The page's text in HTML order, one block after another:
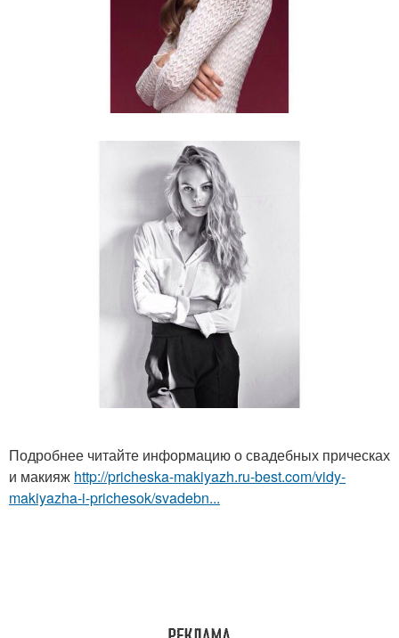
Подробнее читайте информацию о свадебных прическах
и макияж http://pricheska-makiyazh.ru-best.com/vidy-
makiyazha-i-prichesok/svadebn...